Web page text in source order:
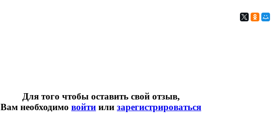
Для того чтобы оставить свой отзыв,
Вам необходимо войти или зарегистрироваться